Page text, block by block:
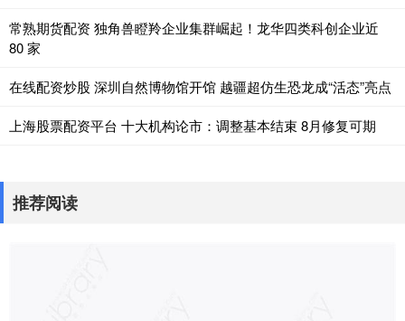
常熟期货配资 独角兽瞪羚企业集群崛起！龙华四类科创企业近
80 家
在线配资炒股 深圳自然博物馆开馆 越疆超仿生恐龙成“活态”亮点
上海股票配资平台 十大机构论市：调整基本结束 8月修复可期
推荐阅读